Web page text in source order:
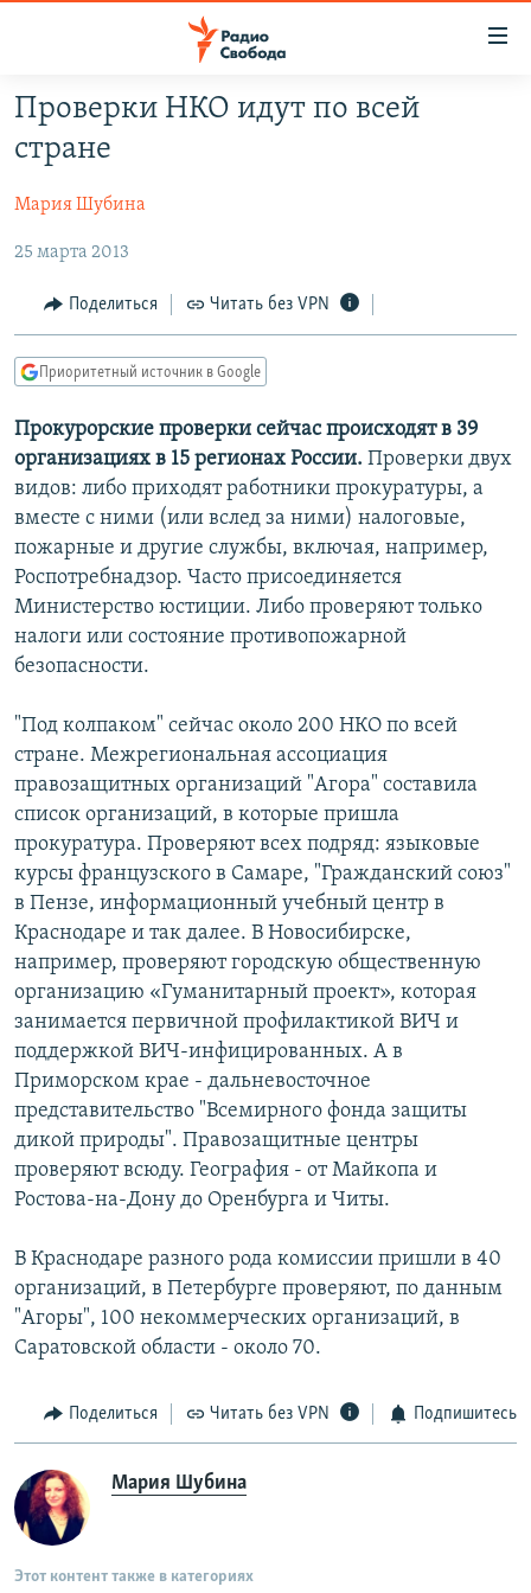
упрощенного
доступа
содержанию
Вернутся
главной
навигации
поиску
ПРОГРАММЫ
ПОДКАСТЫ
АВТОРСКИЕ ПРОЕКТЫ
ЦИТАТЫ СВОБОДЫ
МНЕНИЯ
КУЛЬТУРА
IDEL.РЕАЛИИ
КАВКАЗ.РЕАЛИИ
СЕВЕР.РЕАЛИИ
СИБИРЬ.РЕАЛИИ
РАСПИСАНИЕ ВЕЩАНИЯ
ПОДПИШИТЕСЬ НА РАССЫЛКУ
СОЦИАЛЬНЫЕ СЕТИ
Все сайты РСЕ/РС
Проверки НКО идут по всей
стране
Мария Шубина
25 марта 2013
Поделиться Читать без VPN
Приоритетный источник в Google
Прокурорские проверки сейчас происходят в 39
организациях в 15 регионах России. Проверки двух
видов: либо приходят работники прокуратуры, а
вместе с ними (или вслед за ними) налоговые,
пожарные и другие службы, включая, например,
Роспотребнадзор. Часто присоединяется
Министерство юстиции. Либо проверяют только
налоги или состояние противопожарной
безопасности.
"Под колпаком" сейчас около 200 НКО по всей
стране. Межрегиональная ассоциация
правозащитных организаций "Агора" составила
список организаций, в которые пришла
прокуратура. Проверяют всех подряд: языковые
курсы французского в Самаре, "Гражданский союз"
в Пензе, информационный учебный центр в
Краснодаре и так далее. В Новосибирске,
например, проверяют городскую общественную
организацию «Гуманитарный проект», которая
занимается первичной профилактикой ВИЧ и
поддержкой ВИЧ-инфицированных. А в
Приморском крае - дальневосточное
представительство "Всемирного фонда защиты
дикой природы". Правозащитные центры
проверяют всюду. География - от Майкопа и
Ростова-на-Дону до Оренбурга и Читы.
В Краснодаре разного рода комиссии пришли в 40
организаций, в Петербурге проверяют, по данным
"Агоры", 100 некоммерческих организаций, в
Саратовской области - около 70.
Поделиться Читать без VPN Подпишитесь
Мария Шубина
Этот контент также в категориях